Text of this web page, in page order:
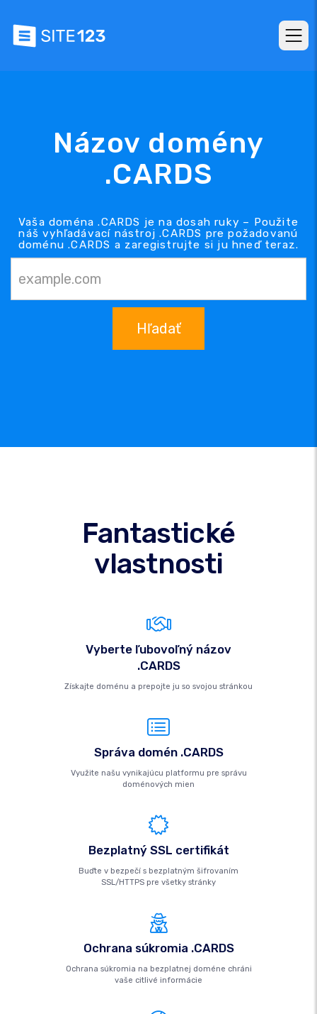
Názov domény
.CARDS
Vaša doména .CARDS je na dosah ruky – Použite
náš vyhľadávací nástroj .CARDS pre požadovanú
doménu .CARDS a zaregistrujte si ju hneď teraz.
Hľadať
Fantastické
vlastnosti
Vyberte ľubovoľný názov
.CARDS
Získajte doménu a prepojte ju so svojou stránkou
Správa domén .CARDS
Využite našu vynikajúcu platformu pre správu
doménových mien
Bezplatný SSL certifikát
Buďte v bezpečí s bezplatným šifrovaním
SSL/HTTPS pre všetky stránky
Ochrana súkromia .CARDS
Ochrana súkromia na bezplatnej doméne chráni
vaše citlivé informácie